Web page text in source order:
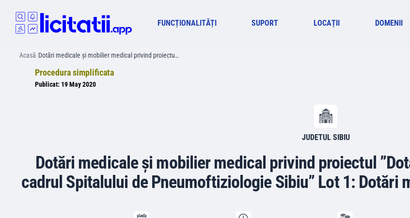
FUNCȚIONALITĂȚI SUPORT LOCAȚII DOMENII
Acasă/Dotări medicale și mobilier medical privind proiectu…
Procedura simplificata
Publicat: 19 May 2020
JUDETUL SIBIU
Dotări medicale și mobilier medical privind proiectul
cadrul Spitalului de Pneumoftiziologie Sibiu” Lot 1: Dotări